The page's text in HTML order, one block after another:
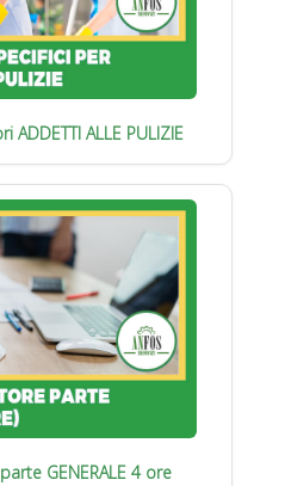
ALLE PULIZIE
GENERALE 4 ore